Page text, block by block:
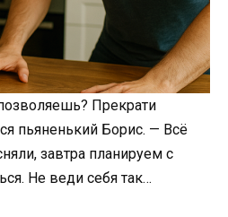
Прекрати
пьяненький Борис. — Всё
завтра планируем с
Не веди себя так…